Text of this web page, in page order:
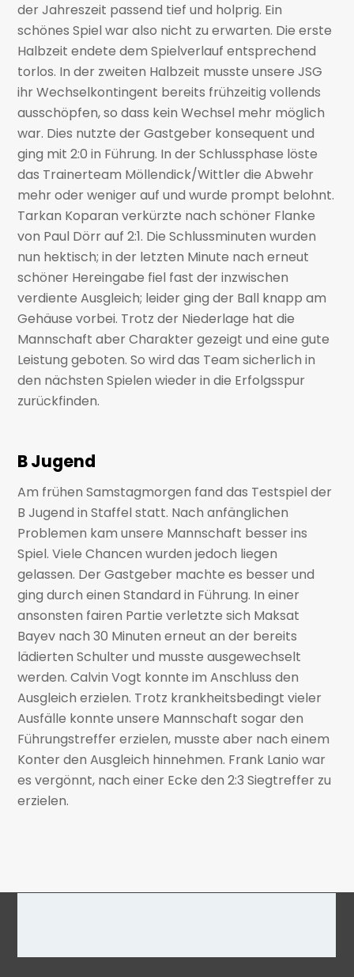
der Jahreszeit passend tief und holprig. Ein
schönes Spiel war also nicht zu erwarten. Die erste
Halbzeit endete dem Spielverlauf entsprechend
torlos. In der zweiten Halbzeit musste unsere JSG
ihr Wechselkontingent bereits frühzeitig vollends
ausschöpfen, so dass kein Wechsel mehr möglich
war. Dies nutzte der Gastgeber konsequent und
ging mit 2:0 in Führung. In der Schlussphase löste
das Trainerteam Möllendick/Wittler die Abwehr
mehr oder weniger auf und wurde prompt belohnt.
Tarkan Koparan verkürzte nach schöner Flanke
von Paul Dörr auf 2:1. Die Schlussminuten wurden
nun hektisch; in der letzten Minute nach erneut
schöner Hereingabe fiel fast der inzwischen
verdiente Ausgleich; leider ging der Ball knapp am
Gehäuse vorbei. Trotz der Niederlage hat die
Mannschaft aber Charakter gezeigt und eine gute
Leistung geboten. So wird das Team sicherlich in
den nächsten Spielen wieder in die Erfolgsspur
zurückfinden.
B Jugend
Am frühen Samstagmorgen fand das Testspiel der
B Jugend in Staffel statt. Nach anfänglichen
Problemen kam unsere Mannschaft besser ins
Spiel. Viele Chancen wurden jedoch liegen
gelassen. Der Gastgeber machte es besser und
ging durch einen Standard in Führung. In einer
ansonsten fairen Partie verletzte sich Maksat
Bayev nach 30 Minuten erneut an der bereits
lädierten Schulter und musste ausgewechselt
werden. Calvin Vogt konnte im Anschluss den
Ausgleich erzielen. Trotz krankheitsbedingt vieler
Ausfälle konnte unsere Mannschaft sogar den
Führungstreffer erzielen, musste aber nach einem
Konter den Ausgleich hinnehmen. Frank Lanio war
es vergönnt, nach einer Ecke den 2:3 Siegtreffer zu
erzielen.